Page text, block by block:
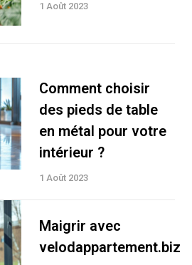
1 Août 2023
Comment choisir
des pieds de table
en métal pour votre
intérieur ?
1 Août 2023
Maigrir avec
velodappartement.biz